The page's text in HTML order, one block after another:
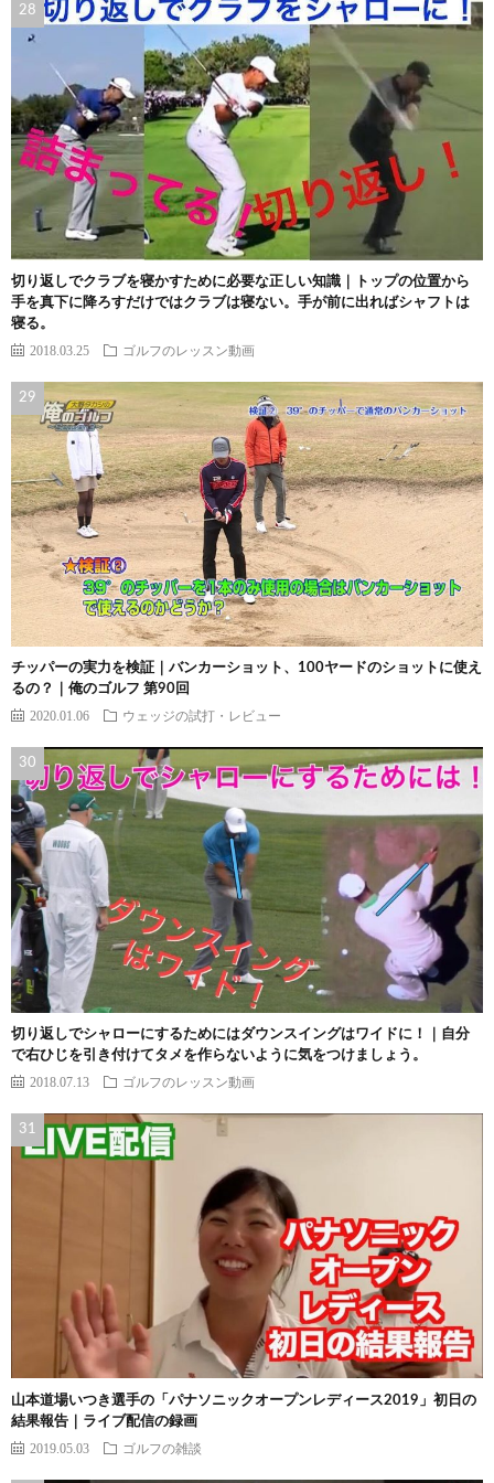
切り返しでクラブを寝かすために必要な正しい知識｜トップの位置から
手を真下に降ろすだけではクラブは寝ない。手が前に出ればシャフトは
寝る。
2018.03.25 ゴルフのレッスン動画
チッパーの実力を検証｜バンカーショット、100ヤードのショットに使え
るの？｜俺のゴルフ 第90回
2020.01.06 ウェッジの試打・レビュー
切り返しでシャローにするためにはダウンスイングはワイドに！｜自分
で右ひじを引き付けてタメを作らないように気をつけましょう。
2018.07.13 ゴルフのレッスン動画
山本道場いつき選手の「パナソニックオープンレディース2019」初日の
結果報告｜ライブ配信の録画
2019.05.03 ゴルフの雑談